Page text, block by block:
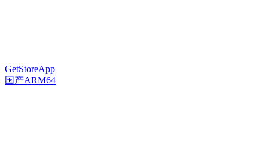
GetStoreApp
国产ARM64